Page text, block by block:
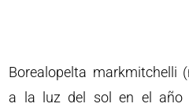
Borealopelta markmitchelli
a la luz del sol en el año